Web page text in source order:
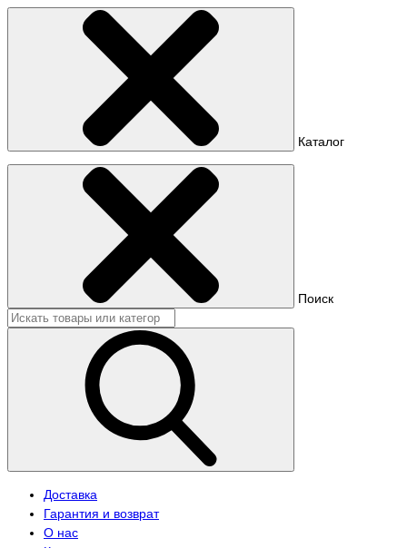
Каталог
Поиск
Доставка
Гарантия и возврат
О нас